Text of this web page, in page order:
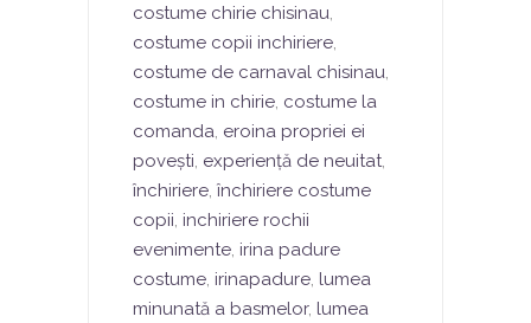
costume chirie chisinau,
costume copii inchiriere,
costume de carnaval chisinau,
costume in chirie, costume la
comanda, eroina propriei ei
povești, experiență de neuitat,
închiriere, închiriere costume
copii, inchiriere rochii
evenimente, irina padure
costume, irinapadure, lumea
minunată a basmelor, lumea